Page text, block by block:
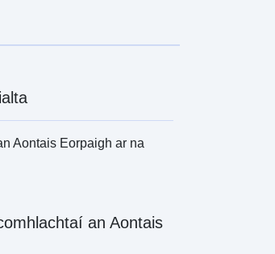
Aontais Eorpaigh ar na
an Aontais